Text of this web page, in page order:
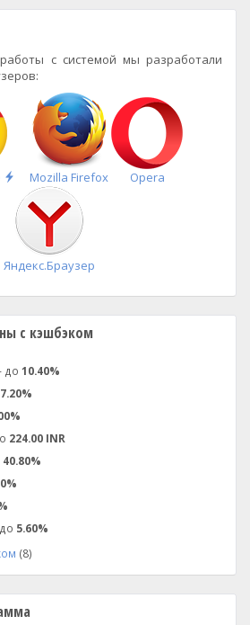
с системой мы разработали
Быстрая
установка
Mozilla Firefox Opera
Яндекс.Браузер
с кэшбэком
до 10.40%
7.20%
224.00 INR
40.80%
5.60%
(8)